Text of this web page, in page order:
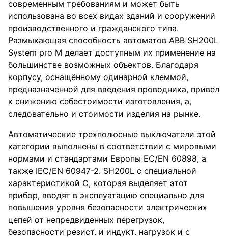
современным требованиям и может быть
использована во всех видах зданий и сооружений
производственного и гражданского типа.
Размыкающая способность автоматов АВВ SH200L
System pro M делает доступным их применение на
большинстве возможных объектов. Благодаря
корпусу, оснащённому одинарной клеммой,
предназначенной для введения проводника, привел
к снижению себестоимости изготовления, а,
следовательно и стоимости изделия на рынке.
Автоматические трехполюсные выключатели этой
категории выполнены в соответствии с мировыми
нормами и стандартами Европы EC/EN 60898, а
также IEC/EN 60947-2. SH200L с специальной
характеристикой C, которая выделяет этот
прибор, вводят в эксплуатацию специально для
повышения уровня безопасности электрических
цепей от непредвиденных перегрузок,
безопасности резист. и индукт. нагрузок и с